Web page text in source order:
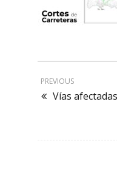
PREVIOUS
Vías